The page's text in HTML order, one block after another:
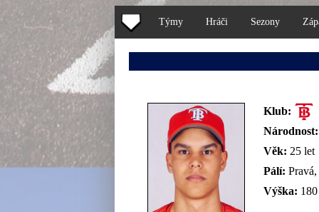
Týmy Hráči Sezony
Klub:
Národnost:
Věk: 25 let
Pálí:
Výška: